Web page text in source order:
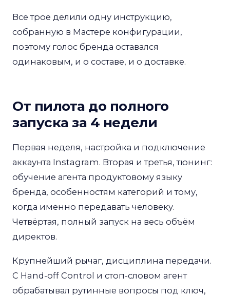
Все трое делили одну инструкцию,
собранную в Мастере конфигурации,
поэтому голос бренда оставался
одинаковым, и о составе, и о доставке.
От пилота до полного
запуска за 4 недели
Первая неделя, настройка и подключение
аккаунта Instagram. Вторая и третья, тюнинг:
обучение агента продуктовому языку
бренда, особенностям категорий и тому,
когда именно передавать человеку.
Четвёртая, полный запуск на весь объём
директов.
Крупнейший рычаг, дисциплина передачи.
С Hand-off Control и стоп-словом агент
обрабатывал рутинные вопросы под ключ,